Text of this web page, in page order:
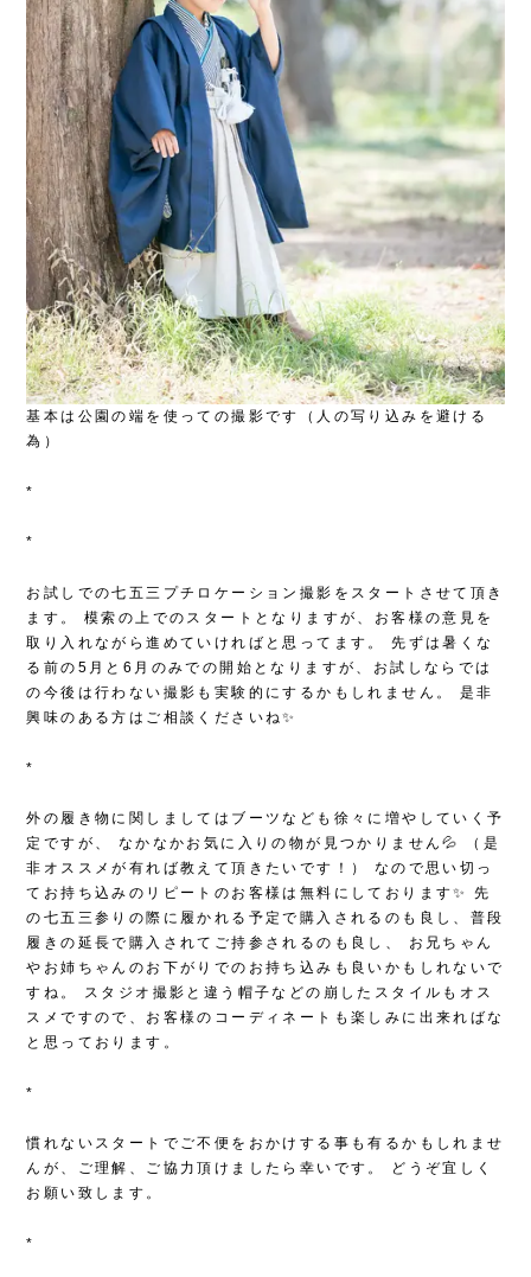
基本は公園の端を使っての撮影です（人の写り込みを避ける
為）
*
*
お試しでの七五三プチロケーション撮影をスタートさせて頂き
ます。
模索の上でのスタートとなりますが、お客様の意見を
取り入れながら進めていければと思ってます。
先ずは暑くな
る前の5月と6月のみでの開始となりますが、お試しならでは
の今後は行わない撮影も実験的にするかもしれません。
是非
興味のある方はご相談くださいね✨
*
外の履き物に関しましてはブーツなども徐々に増やしていく予
定ですが、
なかなかお気に入りの物が見つかりません💦
（是
非オススメが有れば教えて頂きたいです！）
なので思い切っ
てお持ち込みのリピートのお客様は無料にしております✨
先
の七五三参りの際に履かれる予定で購入されるのも良し、普段
履きの延長で購入されてご持参されるのも良し、
お兄ちゃん
やお姉ちゃんのお下がりでのお持ち込みも良いかもしれないで
すね。
スタジオ撮影と違う帽子などの崩したスタイルもオス
スメですので、お客様のコーディネートも楽しみに出来ればな
と思っております。
*
慣れないスタートでご不便をおかけする事も有るかもしれませ
んが、ご理解、ご協力頂けましたら幸いです。
どうぞ宜しく
お願い致します。
*